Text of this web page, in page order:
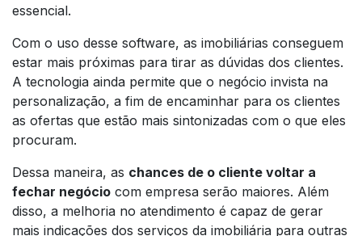
essencial.
Com o uso desse software, as imobiliárias conseguem
estar mais próximas para tirar as dúvidas dos clientes.
A tecnologia ainda permite que o negócio invista na
personalização, a fim de encaminhar para os clientes
as ofertas que estão mais sintonizadas com o que eles
procuram.
Dessa maneira, as chances de o cliente voltar a
fechar negócio com empresa serão maiores. Além
disso, a melhoria no atendimento é capaz de gerar
mais indicações dos serviços da imobiliária para outras